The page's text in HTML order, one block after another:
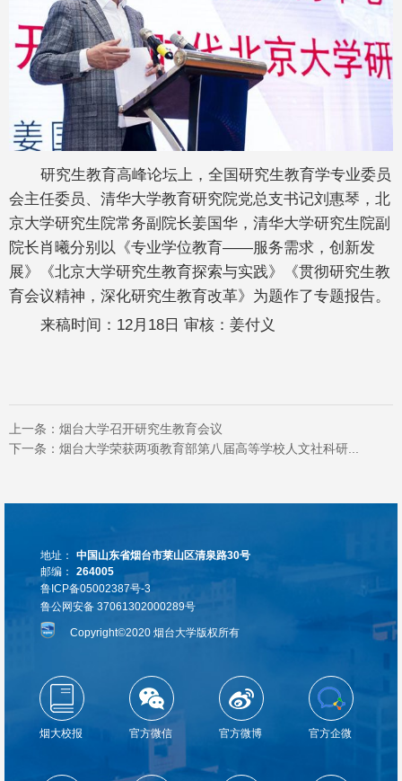
研究生教育高峰论坛上，全国研究生教育学专业委员
会主任委员、清华大学教育研究院党总支书记刘惠琴，北
京大学研究生院常务副院长姜国华，清华大学研究生院副
院长肖曦分别以《专业学位教育——服务需求，创新发
展》《北京大学研究生教育探索与实践》《贯彻研究生教
育会议精神，深化研究生教育改革》为题作了专题报告。
来稿时间：12月18日 审核：姜付义
上一条： 烟台大学召开研究生教育会议
下一条： 烟台大学荣获两项教育部第八届高等学校人文社科研...
地址：
中国山东省烟台市莱山区清泉路30号
邮编：
264005
鲁ICP备05002387号-3
鲁公网安备 37061302000289号
Copyright©2020 烟台大学版权所有
烟大校报 官方微信 官方微博 官方企微